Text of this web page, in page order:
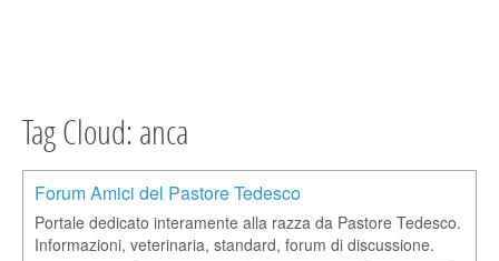
Tag Cloud: anca
Forum Amici del Pastore Tedesco
Portale dedicato interamente alla razza da Pastore Tedesco.
Informazioni, veterinaria, standard, forum di discussione.